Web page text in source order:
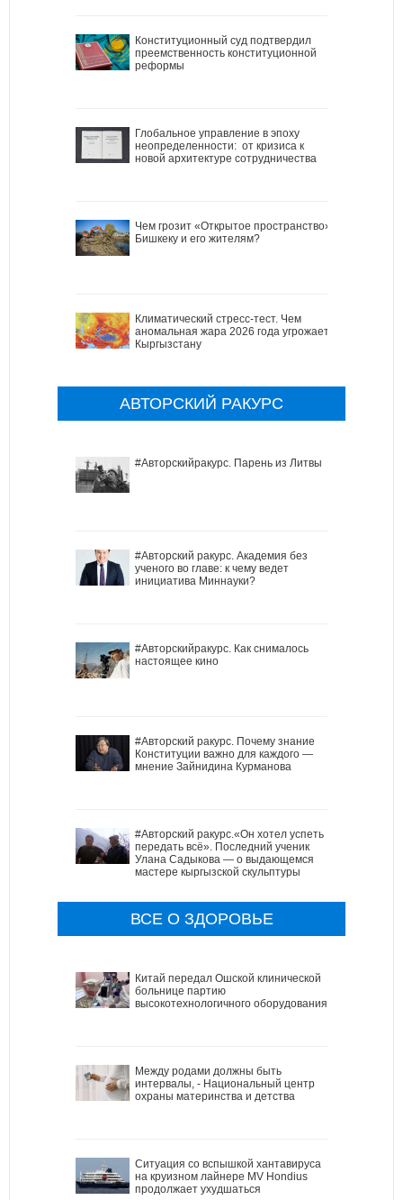
Конституционный суд подтвердил
преемственность конституционной
реформы
Глобальное управление в эпоху
неопределенности: от кризиса к
новой архитектуре сотрудничества
Чем грозит «Открытое пространство»
Бишкеку и его жителям?
Климатический стресс-тест. Чем
аномальная жара 2026 года угрожает
Кыргызстану
АВТОРСКИЙ РАКУРС
#Авторскийракурс. Парень из Литвы
#Авторский ракурс. Академия без
ученого во главе: к чему ведет
инициатива Миннауки?
#Авторскийракурс. Как снималось
настоящее кино
#Авторский ракурс. Почему знание
Конституции важно для каждого —
мнение Зайнидина Курманова
#Авторский ракурс.«Он хотел успеть
передать всё». Последний ученик
Улана Садыкова — о выдающемся
мастере кыргызской скульптуры
ВСЕ О ЗДОРОВЬЕ
Китай передал Ошской клинической
больнице партию
высокотехнологичного оборудования
Между родами должны быть
интервалы, - Национальный центр
охраны материнства и детства
Ситуация со вспышкой хантавируса
на круизном лайнере MV Hondius
продолжает ухудшаться